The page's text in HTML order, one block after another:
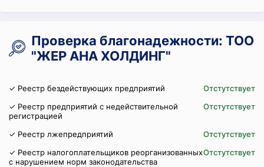
Проверка благонадежности: ТОО
"ЖЕР АНА ХОЛДИНГ"
✓ Реестр бездействующих предприятий
Отстутствует
✓ Реестр предприятий с недействительной
регистрацией
Отстутствует
✓ Реестр лжепредприятий
Отстутствует
✓ Реестр налогоплательщиков реорганизованных
с нарушением норм законодательства
Отстутствует